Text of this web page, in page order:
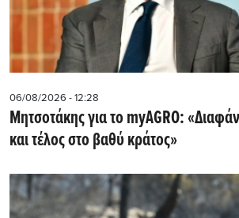
06/08/2026 - 12:28
Μητσοτάκης για το myAGRO:
και τέλος στο βαθύ κράτος»